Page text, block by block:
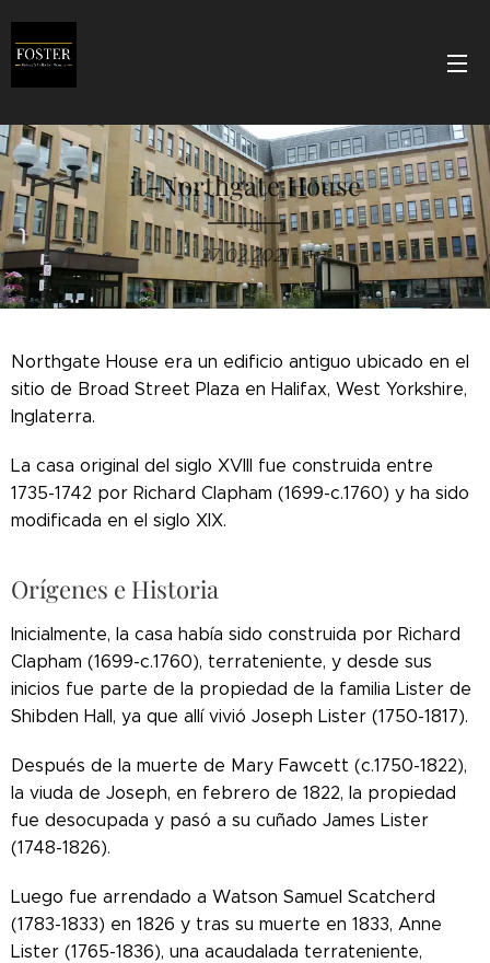
it-Northgate House
27.02.2021
Northgate House era un edificio antiguo ubicado en el
sitio de Broad Street Plaza en Halifax, West Yorkshire,
Inglaterra.
La casa original del siglo XVIII fue construida entre
1735-1742 por Richard Clapham (1699-c.1760) y ha sido
modificada en el siglo XIX.
Orígenes e Historia
Inicialmente, la casa había sido construida por Richard
Clapham (1699-c.1760), terrateniente, y desde sus
inicios fue parte de la propiedad de la familia Lister de
Shibden Hall, ya que allí vivió Joseph Lister (1750-1817).
Después de la muerte de Mary Fawcett (c.1750-1822),
la viuda de Joseph, en febrero de 1822, la propiedad
fue desocupada y pasó a su cuñado James Lister
(1748-1826).
Luego fue arrendado a Watson Samuel Scatcherd
(1783-1833) en 1826 y tras su muerte en 1833, Anne
Lister (1765-1836), una acaudalada terrateniente,